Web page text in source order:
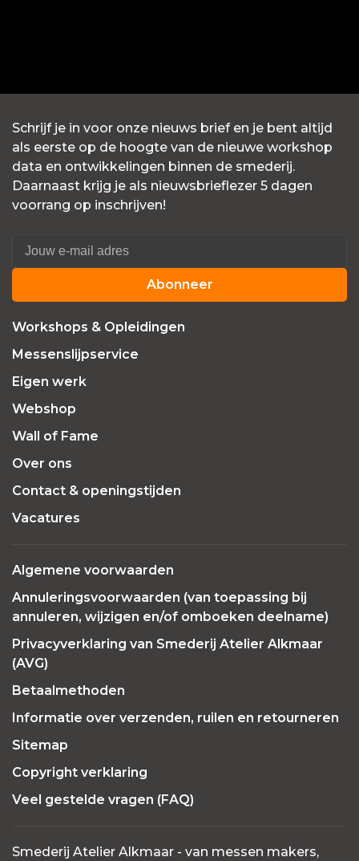
Schrijf je in voor onze nieuws brief en je bent altijd
als eerste op de hoogte van de nieuwe workshop
data en ontwikkelingen binnen de smederij.
Daarnaast krijg je als nieuwsbrieflezer 5 dagen
voorrang op inschrijven!
Abonneer
Workshops & Opleidingen
Messenslijpservice
Eigen werk
Webshop
Wall of Fame
Over ons
Contact & openingstijden
Vacatures
Algemene voorwaarden
Annuleringsvoorwaarden (van toepassing bij
annuleren, wijzigen en/of omboeken deelname)
Privacyverklaring van Smederij Atelier Alkmaar
(AVG)
Betaalmethoden
Informatie over verzenden, ruilen en retourneren
Sitemap
Copyright verklaring
Veel gestelde vragen (FAQ)
Smederij Atelier Alkmaar - van messen makers,